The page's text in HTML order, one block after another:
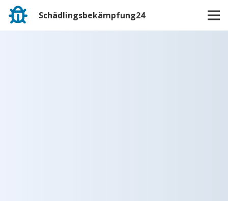
Schädlingsbekämpfung24